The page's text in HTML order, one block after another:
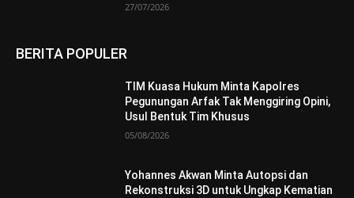
27/07/2026
BERITA POPULER
TIM Kuasa Hukum Minta Kapolres
Pegunungan Arfak Tak Menggiring Opini,
Usul Bentuk Tim Khusus
05/08/2026
Yohannes Akwan Minta Autopsi dan
Rekonstruksi 3D untuk Ungkap Kematian